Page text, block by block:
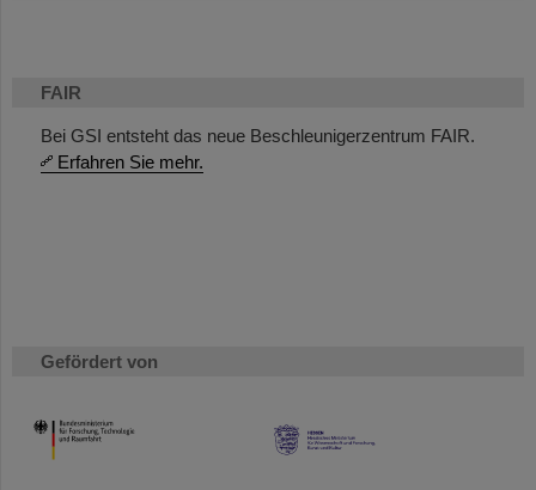
FAIR
Bei GSI entsteht das neue Beschleunigerzentrum FAIR.
Erfahren Sie mehr.
Gefördert von
HMWK